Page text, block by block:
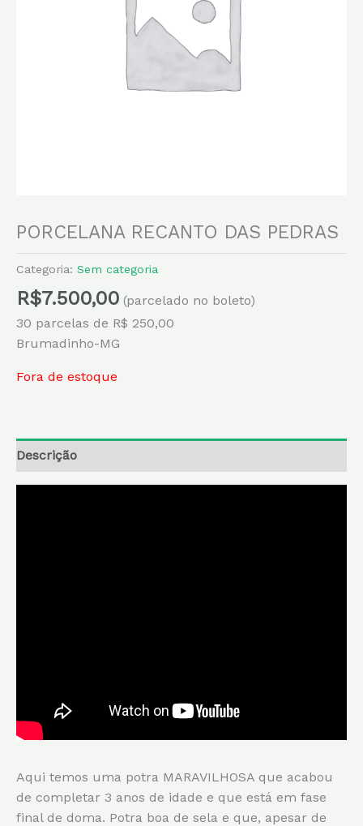
PORCELANA RECANTO DAS PEDRAS
Categoria: Sem categoria
R$7.500,00 (parcelado no boleto)
30 parcelas de R$ 250,00
Brumadinho-MG
Fora de estoque
Descrição
Aqui temos uma potra MARAVILHOSA que acabou
de completar 3 anos de idade e que está em fase
final de doma. Potra boa de sela e que, apesar de